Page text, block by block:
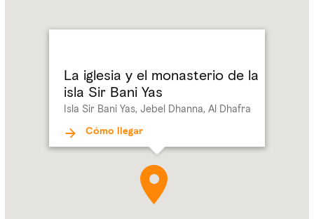
La iglesia y el monasterio de la
isla Sir Bani Yas
Isla Sir Bani Yas, Jebel Dhanna, Al Dhafra
Cómo llegar